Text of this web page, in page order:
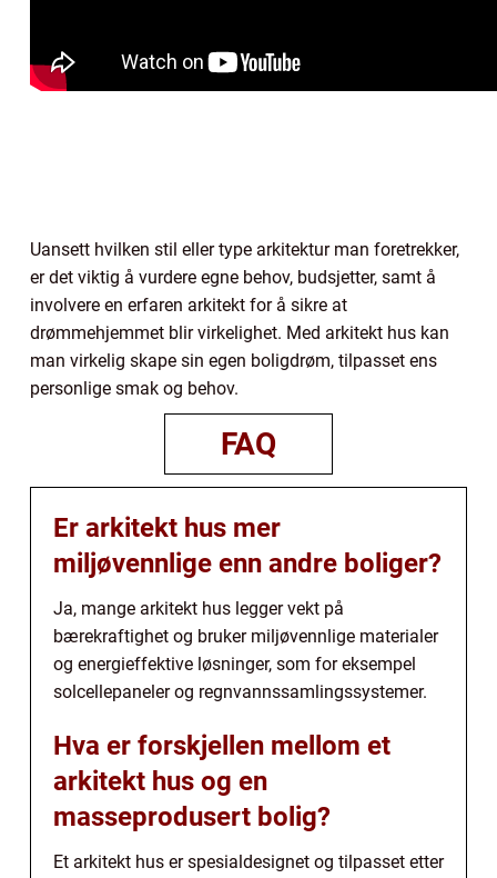
Uansett hvilken stil eller type arkitektur man foretrekker,
er det viktig å vurdere egne behov, budsjetter, samt å
involvere en erfaren arkitekt for å sikre at
drømmehjemmet blir virkelighet. Med arkitekt hus kan
man virkelig skape sin egen boligdrøm, tilpasset ens
personlige smak og behov.
FAQ
Er arkitekt hus mer
miljøvennlige enn andre boliger?
Ja, mange arkitekt hus legger vekt på
bærekraftighet og bruker miljøvennlige materialer
og energieffektive løsninger, som for eksempel
solcellepaneler og regnvannssamlingssystemer.
Hva er forskjellen mellom et
arkitekt hus og en
masseprodusert bolig?
Et arkitekt hus er spesialdesignet og tilpasset etter